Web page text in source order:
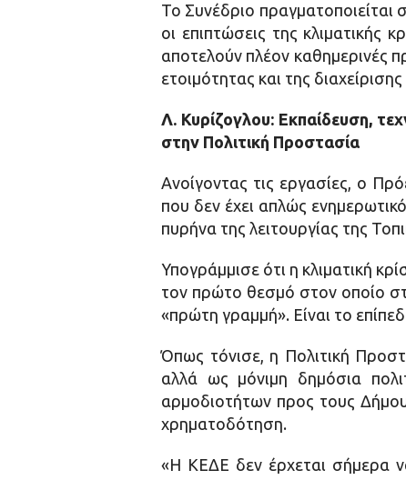
Το Συνέδριο πραγματοποιείται
οι επιπτώσεις της
αποτελούν πλέον καθημερινές
ετοιμότητας και της
Λ. Κυρίζογλου: Εκπαίδευση,
στην Πολιτική Προστασία
Ανοίγοντας τις εργασίες, ο
που δεν έχει απλώς
πυρήνα της λειτουργίας της
Υπογράμμισε ότι η κλιματική
τον πρώτο θεσμό στον οποίο
«πρώτη γραμμή». Είναι το
Όπως τόνισε, η Πολιτική
αλλά ως μόνιμη δημόσια
αρμοδιοτήτων προς τους
χρηματοδότηση.
«Η ΚΕΔΕ δεν έρχεται σήμερα